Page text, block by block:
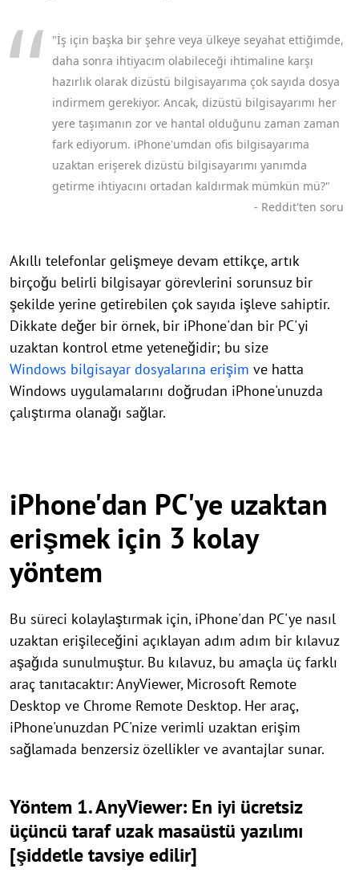
"İş için başka bir şehre veya ülkeye seyahat ettiğimde,
daha sonra ihtiyacım olabileceği ihtimaline karşı
hazırlık olarak dizüstü bilgisayarıma çok sayıda dosya
indirmem gerekiyor. Ancak, dizüstü bilgisayarımı her
yere taşımanın zor ve hantal olduğunu zaman zaman
fark ediyorum. iPhone'umdan ofis bilgisayarıma
uzaktan erişerek dizüstü bilgisayarımı yanımda
getirme ihtiyacını ortadan kaldırmak mümkün mü?"
- Reddit'ten soru
Akıllı telefonlar gelişmeye devam ettikçe, artık
birçoğu belirli bilgisayar görevlerini sorunsuz bir
şekilde yerine getirebilen çok sayıda işleve sahiptir.
Dikkate değer bir örnek, bir iPhone'dan bir PC'yi
uzaktan kontrol etme yeteneğidir; bu size
Windows bilgisayar dosyalarına erişim ve hatta
Windows uygulamalarını doğrudan iPhone'unuzda
çalıştırma olanağı sağlar.
iPhone'dan PC'ye uzaktan
erişmek için 3 kolay
yöntem
Bu süreci kolaylaştırmak için, iPhone'dan PC'ye nasıl
uzaktan erişileceğini açıklayan adım adım bir kılavuz
aşağıda sunulmuştur. Bu kılavuz, bu amaçla üç farklı
araç tanıtacaktır: AnyViewer, Microsoft Remote
Desktop ve Chrome Remote Desktop. Her araç,
iPhone'unuzdan PC'nize verimli uzaktan erişim
sağlamada benzersiz özellikler ve avantajlar sunar.
Yöntem 1. AnyViewer: En iyi ücretsiz
üçüncü taraf uzak masaüstü yazılımı
[şiddetle tavsiye edilir]